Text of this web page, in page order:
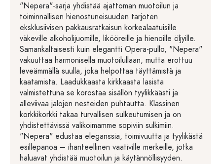
"Nepera"-sarja yhdistää ajattoman muotoilun ja
toiminnallisen hienostuneisuuden tarjoten
eksklusiivisen pakkausratkaisun korkealaatuisille
väkeville alkoholijuomille, likööreille ja hienoille öljyille.
Samankaltaisesti kuin elegantti Opera-pullo, "Nepera"
vakuuttaa harmonisella muotoilullaan, mutta erottuu
leveämmällä suulla, joka helpottaa täyttämistä ja
kaatamista. Laadukkaasta kirkkaasta lasista
valmistettuna se korostaa sisällön tyylikkäästi ja
alleviivaa jalojen nesteiden puhtautta. Klassinen
korkkikorkki takaa turvallisen sulkeutumisen ja on
yhdistettävissä valikoimamme sopiviin sulkimiin.
"Nepera" edustaa eleganssia, toimivuutta ja tyylikästä
esillepanoa – ihanteellinen vaativille merkeille, jotka
haluavat yhdistää muotoilun ja käytännöllisyyden.